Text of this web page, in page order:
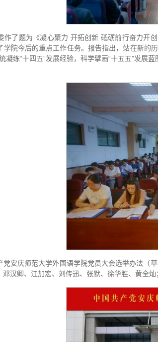
作了题为《凝心聚力 开拓创新 砥砺前行奋力开
院今后的重点工作任务。报告指出，站在新的
凝练“十四五”发展经验，科学擘画“十五五”发
党安庆师范大学外国语学院党员大会选举办法（
汉卿、江加宏、刘传迅、张默、徐华胜、黄全